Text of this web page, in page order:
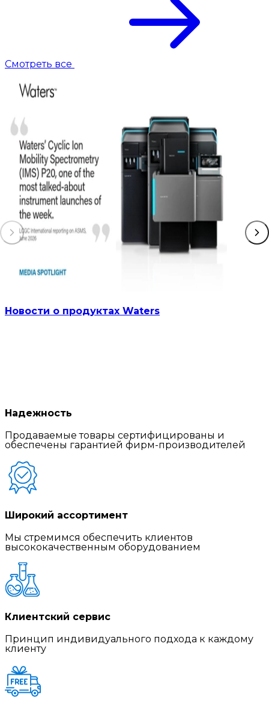
Смотреть все
Новости о продуктах Waters
Надежность
Продаваемые товары сертифицированы и
обеспечены гарантией фирм-производителей
Широкий ассортимент
Мы стремимся обеспечить клиентов
высококачественным оборудованием
Клиентский сервис
Принцип индивидуального подхода к каждому
клиенту